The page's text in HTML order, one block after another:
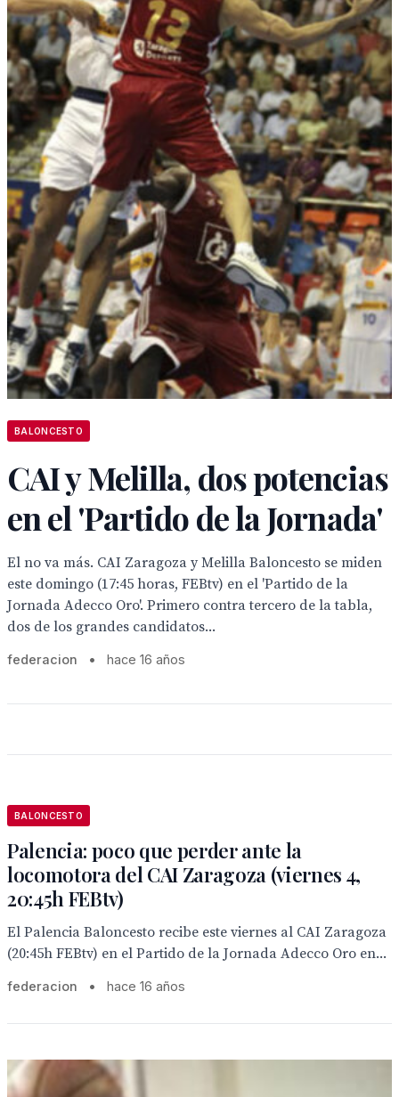
BALONCESTO
CAI y Melilla, dos potencias
en el 'Partido de la Jornada'
El no va más. CAI Zaragoza y Melilla Baloncesto se miden
este domingo (17:45 horas, FEBtv) en el 'Partido de la
Jornada Adecco Oro'. Primero contra tercero de la tabla,
dos de los grandes candidatos...
federacion • hace 16 años
BALONCESTO
Palencia: poco que perder ante la
locomotora del CAI Zaragoza (viernes 4,
20:45h FEBtv)
El Palencia Baloncesto recibe este viernes al CAI Zaragoza
(20:45h FEBtv) en el Partido de la Jornada Adecco Oro en...
federacion • hace 16 años